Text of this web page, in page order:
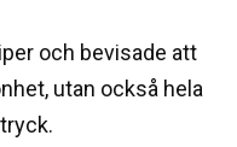
och bevisade att
utan också hela